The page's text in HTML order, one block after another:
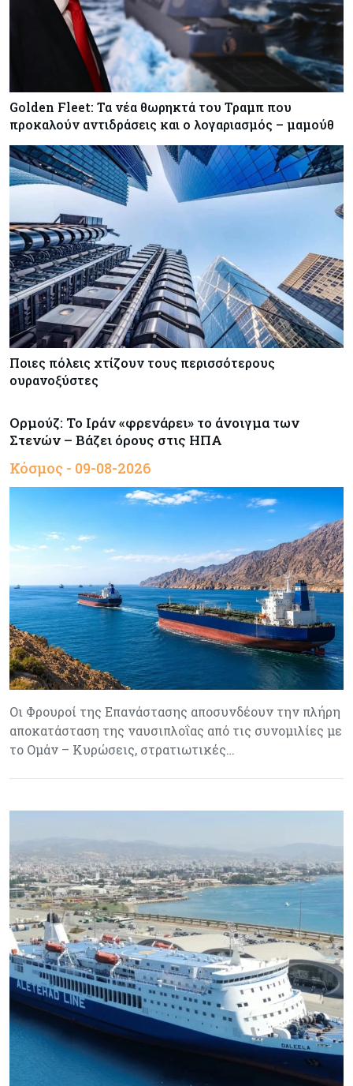
Golden Fleet: Τα νέα θωρηκτά του Τραμπ που
προκαλούν αντιδράσεις και ο λογαριασμός – μαμούθ
Ποιες πόλεις χτίζουν τους περισσότερους
ουρανοξύστες
Ορμούζ: Το Ιράν «φρενάρει» το άνοιγμα των
Στενών – Βάζει όρους στις ΗΠΑ
Κόσμος - 09-08-2026
Οι Φρουροί της Επανάστασης αποσυνδέουν την πλήρη
αποκατάσταση της ναυσιπλοΐας από τις συνομιλίες με
το Ομάν – Κυρώσεις, στρατιωτικές…